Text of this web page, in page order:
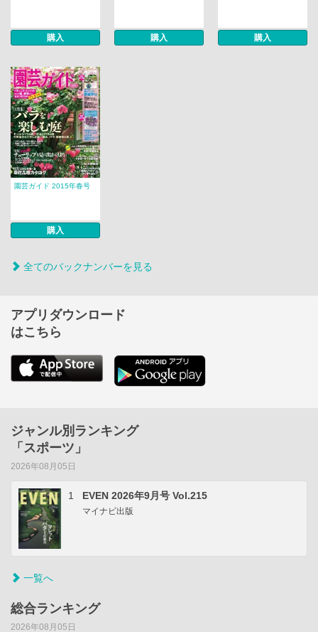
購入 購入 購入
園芸ガイド 2015年春号
購入
全てのバックナンバーを見る
アプリダウンロード
はこちら
ジャンル別ランキング
「スポーツ」
2026年08月05日
1 EVEN 2026年9月号 Vol.215
マイナビ出版
一覧へ
総合ランキング
2026年08月05日